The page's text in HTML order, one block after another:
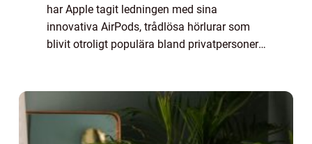
har Apple tagit ledningen med sina
innovativa AirPods, trådlösa hörlurar som
blivit otroligt populära bland privatpersoner.